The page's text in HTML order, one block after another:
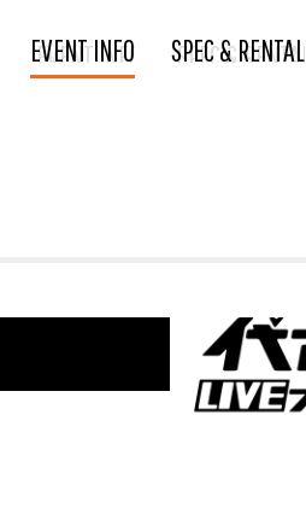
EVENT INFO SPEC & RENTAL